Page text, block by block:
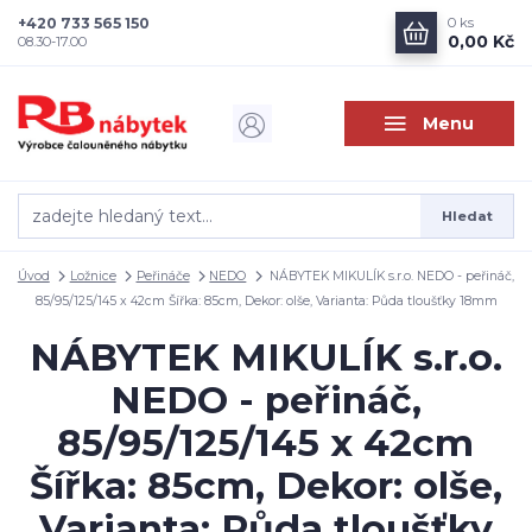
Menu
Hledat
+420 733 565 150
08.30-17.00
0 ks
0,00 Kč
Úvod Ložnice Peřináče NEDO
NÁBYTEK MIKULÍK s.r.o. NEDO - peřináč,
85/95/125/145 x 42cm Šířka: 85cm, Dekor: olše, Varianta: Půda tloušťky 18mm
NÁBYTEK MIKULÍK s.r.o.
NEDO - peřináč,
85/95/125/145 x 42cm
Šířka: 85cm, Dekor: olše,